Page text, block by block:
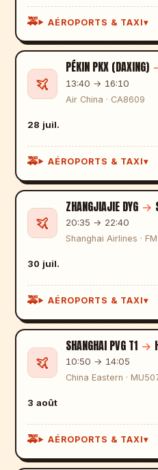
AÉROPORTS & TAXI
PÉKIN PKX (DAXING)
13:40 → 16:10
Air China · CA8609
28 juil.
AÉROPORTS & TAXI
ZHANGJIAJIE DYG →
20:35 → 22:40
Shanghai Airlines ·
30 juil.
AÉROPORTS & TAXI
SHANGHAI PVG T1 →
10:50 → 14:05
China Eastern ·
3 août
AÉROPORTS & TAXI